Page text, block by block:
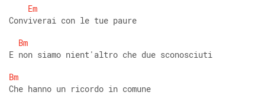
Em
Conviverai con le tue paure
Bm
E non siamo nient'altro che due sconosciuti
Bm
Che hanno un ricordo in comune